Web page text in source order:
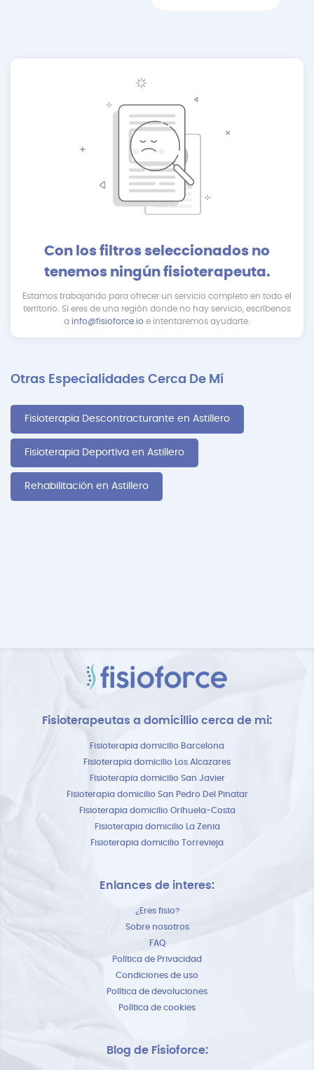
Con los filtros seleccionados no
tenemos ningún fisioterapeuta.
Estamos trabajando para ofrecer un servicio completo en todo el
territorio. Si eres de una región donde no hay servicio, escríbenos
a info@fisioforce.io e intentaremos ayudarte.
Otras Especialidades Cerca De Mí
Fisioterapia Descontracturante en Astillero
Fisioterapia Deportiva en Astillero
Rehabilitación en Astillero
Fisioterapeutas a domicillio cerca de mi:
Fisioterapia domicilio Barcelona
Fisioterapia domicilio Los Alcazares
Fisioterapia domicilio San Javier
Fisioterapia domicilio San Pedro Del Pinatar
Fisioterapia domicilio Orihuela-Costa
Fisioterapia domicilio La Zenia
Fisioterapia domicilio Torrevieja
Enlances de interes:
¿Eres fisio?
Sobre nosotros
FAQ
Política de Privacidad
Condiciones de uso
Política de devoluciones
Política de cookies
Blog de Fisioforce: